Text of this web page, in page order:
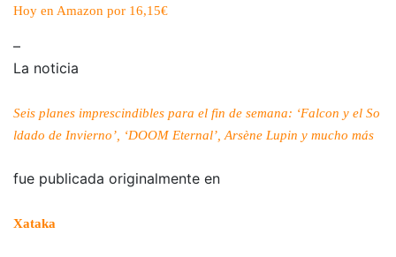
Hoy en Amazon por 16,15€
–
La noticia
Seis planes imprescindibles para el fin de semana: ‘Falcon y el So
ldado de Invierno’, ‘DOOM Eternal’, Arsène Lupin y mucho más
fue publicada originalmente en
Xataka